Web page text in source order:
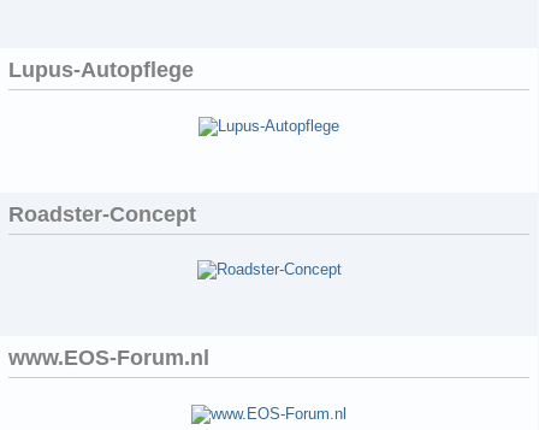
Lupus-Autopflege
Roadster-Concept
www.EOS-Forum.nl